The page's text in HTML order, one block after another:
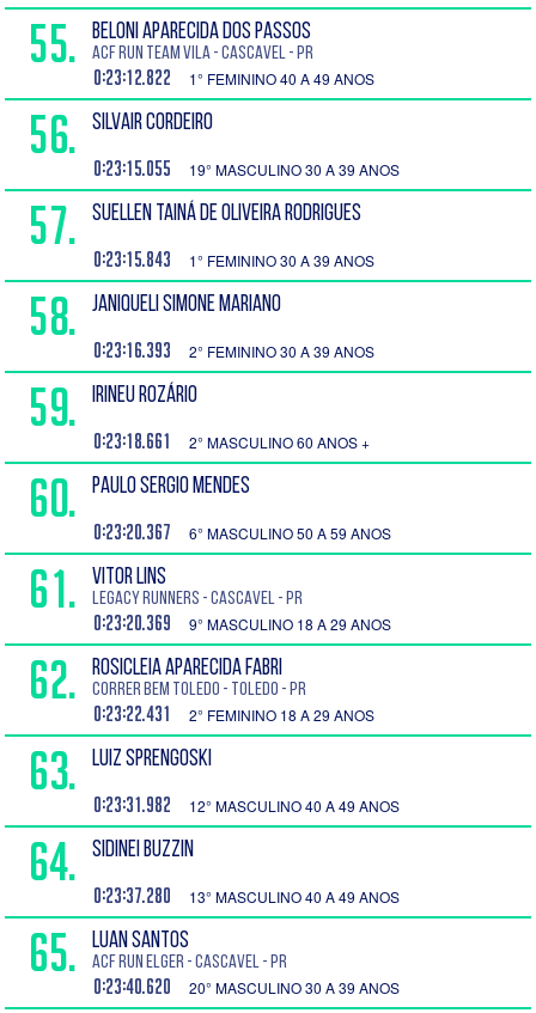
55. BELONI APARECIDA DOS PASSOS
ACF run Team vila - Cascavel - PR
0:23:12.822 1° FEMININO 40 A 49 ANOS
56. SILVAIR CORDEIRO
0:23:15.055 19° MASCULINO 30 A 39 ANOS
57. SUELLEN TAINÁ DE OLIVEIRA RODRIGUES
0:23:15.843 1° FEMININO 30 A 39 ANOS
58. JANIQUELI SIMONE MARIANO
0:23:16.393 2° FEMININO 30 A 39 ANOS
59. IRINEU ROZÁRIO
0:23:18.661 2° MASCULINO 60 ANOS +
60. PAULO SERGIO MENDES
0:23:20.367 6° MASCULINO 50 A 59 ANOS
61. VITOR LINS
Legacy runners - Cascavel - PR
0:23:20.369 9° MASCULINO 18 A 29 ANOS
62. ROSICLEIA APARECIDA FABRI
Correr Bem Toledo - Toledo - PR
0:23:22.431 2° FEMININO 18 A 29 ANOS
63. LUIZ SPRENGOSKI
0:23:31.982 12° MASCULINO 40 A 49 ANOS
64. SIDINEI BUZZIN
0:23:37.280 13° MASCULINO 40 A 49 ANOS
65. LUAN SANTOS
ACF Run Elger - Cascavel - PR
0:23:40.620 20° MASCULINO 30 A 39 ANOS